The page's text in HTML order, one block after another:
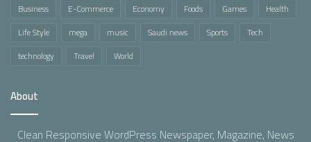
Business E-Commerce Economy Foods Games
Health
Life Style
mega music Saudi news Sports
Tech
technology
Travel World
About
Clean Responsive WordPress Newspaper, Magazine, News